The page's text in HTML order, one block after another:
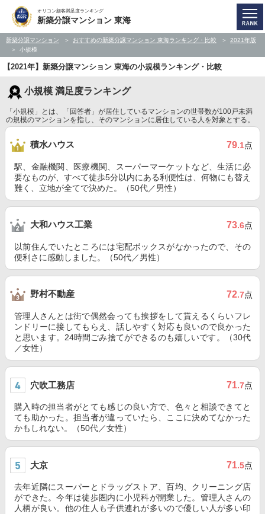
オリコン顧客満足度ランキング
新築分譲マンション 東海
新築分譲マンション おすすめの新築分譲マンション 東海ランキング・比較
2021年版
小規模
【2021年】新築分譲マンション 東海の小規模ランキング・比較
小規模 満足度ランキング
「小規模」とは、「回答者」が居住しているマンションの世帯数が100戸未満
の規模のマンションを指し、そのマンションに居住している人を対象とする。
積水ハウス 79.1点
駅、金融機関、医療機関、スーパーマーケットなど、生活に必
要なものが、すべて徒歩5分以内にある利便性は、何物にも替え
難く、立地が全てで決めた。（50代／男性）
大和ハウス工業 73.6点
以前住んでいたところには宅配ボックスがなかったので、その
便利さに感動しました。（50代／男性）
野村不動産 72.7点
管理人さんとは街で偶然会っても挨拶をして貰えるくらいフレ
ンドリーに接してもらえ、話しやすく対応も良いので良かった
と思います。24時間ごみ捨てができるのも嬉しいです。（30代
／女性）
穴吹工務店 71.7点
購入時の担当者がとても感じの良い方で、色々と相談できてと
ても助かった。担当者が違っていたら、ここに決めてなかった
かもしれない。（50代／女性）
大京 71.5点
去年近隣にスーパーとドラッグストア、百均、クリーニング店
ができた。今年は徒歩圏内に小児科が開業した。管理人さんの
人柄が良い。他の住人も子供連れが多いので優しい人が多い印